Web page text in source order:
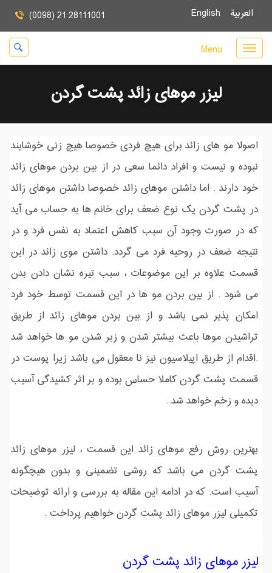
العربية (0098) 21 28111001
Menu
لیزر موهای زائد پشت گردن
اصولا مو های زائد برای هیچ فردی خصوصا هیچ زنی خوشایند
نبوده و نیست و افراد دائما سعی در از بین بردن موهای زائد
خود دارند . اما داشتن موهای زائد خصوصا داشتن موهای زائد
در پشت گردن یک نوع ضعف برای خانم ها به حساب می آید
که در صورت وجود آن سبب کاهش اعتماد به نفس فرد و در
نتیجه ضعف در روحیه فرد می گردد. داشتن موی زائد در این
قسمت علاوه بر این موضوعات ، سبب تیره نشان دادن بدن
می شود . از بین بردن مو ها در این قسمت توسط خود فرد
امکان پذیر نمی باشد و از بین بردن موهای زائد از طریق
تراشیدن موها باعث بیشتر شدن و زبر شدن مو ها خواهد شد
.اقدام از طریق اپیلاسیون نیز نا معقول می باشد زیرا پوست در
قسمت پشت گردن کاملا حساس بوده و بر اثر کشیدگی آسیب
دیده و زخم خواهد شد .
بهترین روش رفع موهای زائد این قسمت ، لیزر موهای زائد
پشت گردن می باشد که روشی تضمینی و بدون هیچگونه
آسیب است. که در ادامه این مقاله به بررسی و ارائه توضیحات
تکمیلی لیزر موهای زائد پشت گردن خواهیم پرداخت .
لیزر موهای زائد پشت گردن